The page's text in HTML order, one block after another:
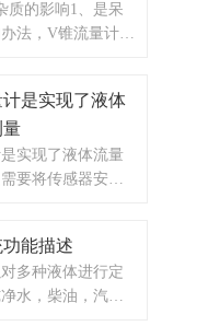
质的影响1、是呆
法，V锥流量计在
影响丈量的准确
置的偏向错误。
是实现了液体
量
实现了液体流量
要将传感器安装
能描述
多种液体进行定
水，柴油，汽